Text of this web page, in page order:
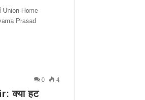
Union Home
Prasad
0 4
क्या हट